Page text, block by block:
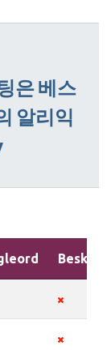
은베스
알리익